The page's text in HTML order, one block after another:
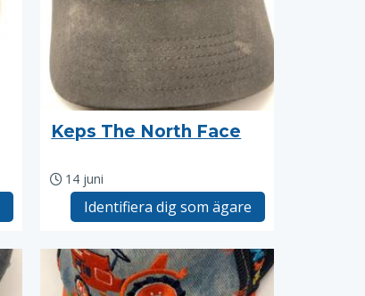
Keps The North Face
14 juni
Identifiera dig som ägare